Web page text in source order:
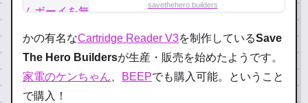
Cloudfla
savethehero.builders
かの有名なCartridge Reader V3を制作しているSave
The Hero Buildersが生産・販売を始めたようです。
家電のケンちゃん、 BEEPでも購入可能。ということ
で購入！